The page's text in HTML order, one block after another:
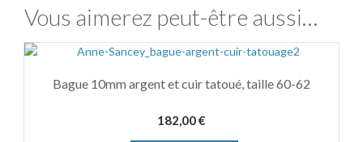
Vous aimerez peut-être aussi…
Bague 10mm argent et cuir tatoué, taille 60-62
182,00€